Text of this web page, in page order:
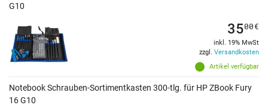
G10
Artikel verfügbar
3500€
inkl. 19% MwSt
zzgl. Versandkosten
Notebook Schrauben-Sortimentkasten 300-tlg. für HP ZBook Fury
16 G10